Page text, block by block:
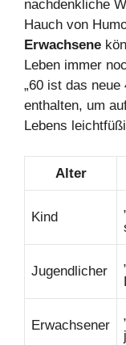
nachdenkliche
Hauch von
Erwachsene
Leben immer
„60 ist das neue
enthalten, um
Lebens
Alter
Kind
Jugendlicher
Erwachsener